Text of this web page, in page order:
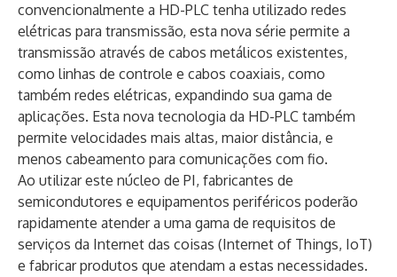
convencionalmente a HD-PLC tenha utilizado redes
elétricas para transmissão, esta nova série permite a
transmissão através de cabos metálicos existentes,
como linhas de controle e cabos coaxiais, como
também redes elétricas, expandindo sua gama de
aplicações. Esta nova tecnologia da HD-PLC também
permite velocidades mais altas, maior distância, e
menos cabeamento para comunicações com fio.
Ao utilizar este núcleo de PI, fabricantes de
semicondutores e equipamentos periféricos poderão
rapidamente atender a uma gama de requisitos de
serviços da Internet das coisas (Internet of Things, IoT)
e fabricar produtos que atendam a estas necessidades.